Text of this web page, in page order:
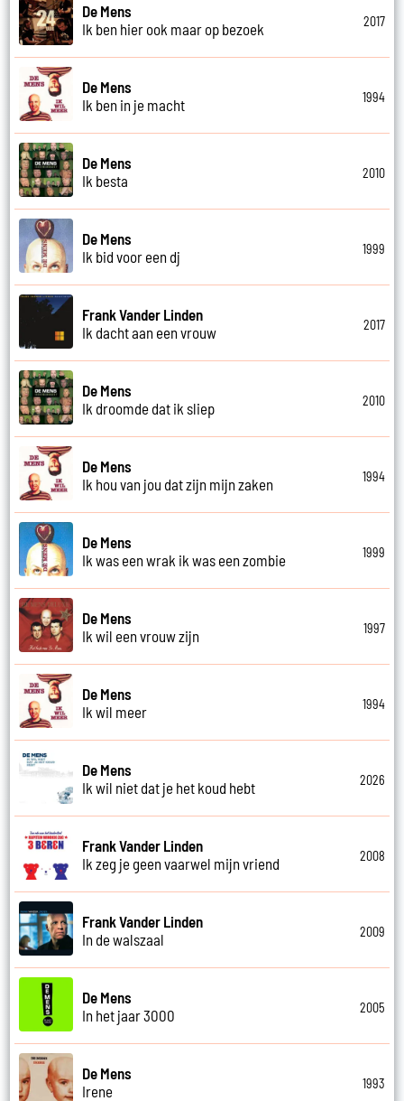
De Mens
Ik ben hier ook maar op bezoek
2017
De Mens
Ik ben in je macht
1994
De Mens
Ik besta
2010
De Mens
Ik bid voor een dj
1999
Frank Vander Linden
Ik dacht aan een vrouw
2017
De Mens
Ik droomde dat ik sliep
2010
De Mens
Ik hou van jou dat zijn mijn zaken
1994
De Mens
Ik was een wrak ik was een zombie
1999
De Mens
Ik wil een vrouw zijn
1997
De Mens
Ik wil meer
1994
De Mens
Ik wil niet dat je het koud hebt
2026
Frank Vander Linden
Ik zeg je geen vaarwel mijn vriend
2008
Frank Vander Linden
In de walszaal
2009
De Mens
In het jaar 3000
2005
De Mens
Irene
1993